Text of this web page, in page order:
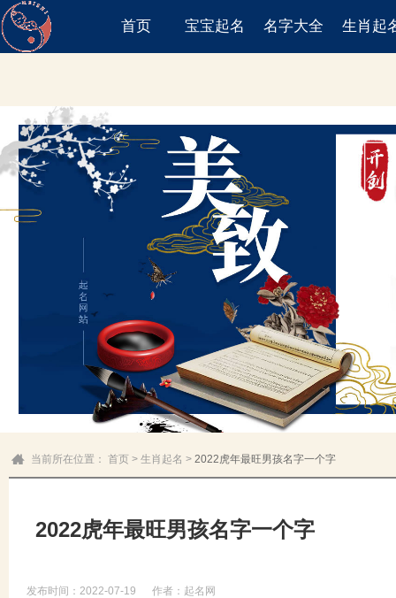
首页 宝宝起名 名字大全 生肖起
当前所在位置： 首页 > 生肖起名 > 2022虎年最旺男孩名字一个字
2022虎年最旺男孩名字一个字
发布时间：2022-07-19 作者：起名网